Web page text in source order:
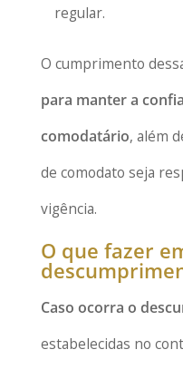
regular.
O cumprimento
para manter a
comodatário, além
de comodato seja
vigência.
O que fazer
Caso ocorra o
estabelecidas no